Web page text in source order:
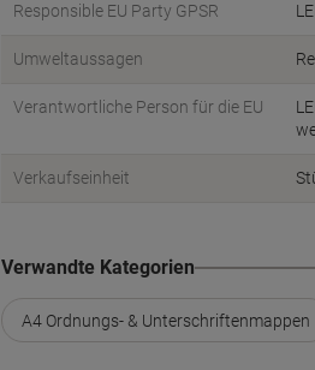
Responsible EU Party GPSR
Umweltaussagen
Verantwortliche Person für die EU
Verkaufseinheit
Verwandte Kategorien
A4 Ordnungs- & Unterschriftenmappen